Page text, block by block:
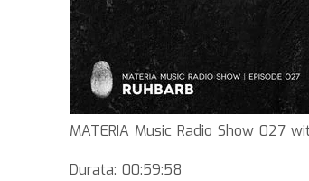
MATERIA Music Radio Show 027
Durata: 00:59:58